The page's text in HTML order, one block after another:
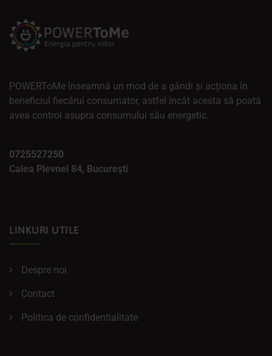
POWERToMe înseamnă un mod de a gândi și acționa în
beneficiul fiecărui consumator, astfel încât acesta să poată
avea control asupra consumului său energetic.
0725527250
Calea Plevnei 84, București
LINKURI UTILE
Despre noi
Contact
Politica de confidentialitate